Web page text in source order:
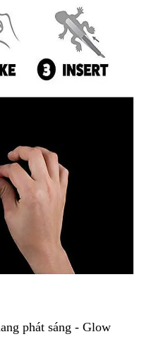
phát sáng - Glow